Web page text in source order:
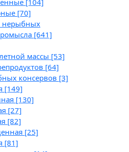
[70]
нерыбных
[641]
массы [53]
[64]
консервов [3]
[149]
[130]
[27]
[82]
[25]
[81]